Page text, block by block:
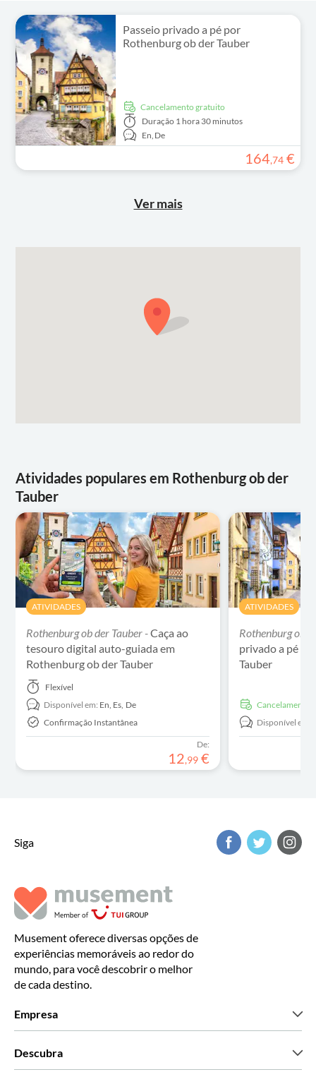
Passeio privado a pé por
Rothenburg ob der Tauber
Cancelamento gratuito
Duração 1 hora 30 minutos
En, De
164,74 €
Ver mais
Atividades populares em Rothenburg ob der
Tauber
ATIVIDADES
Rothenburg ob der Tauber -Caça ao
tesouro digital auto-guiada em
Rothenburg ob der Tauber
Flexível
Disponível em: En, Es, De
Confirmação Instantânea
De:
12,99 €
ATIVIDADES
Rothenburg ob
privado a pé
Tauber
Cancelamento
Disponível em:
Siga
Musement oferece diversas opções de
experiências memoráveis ao redor do
mundo, para você descobrir o melhor
de cada destino.
Empresa
Descubra